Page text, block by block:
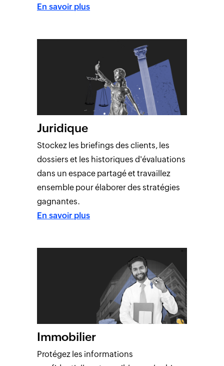
En savoir plus
Juridique
Stockez les briefings des clients, les
dossiers et les historiques d'évaluations
dans un espace partagé et travaillez
ensemble pour élaborer des stratégies
gagnantes.
En savoir plus
Immobilier
Protégez les informations